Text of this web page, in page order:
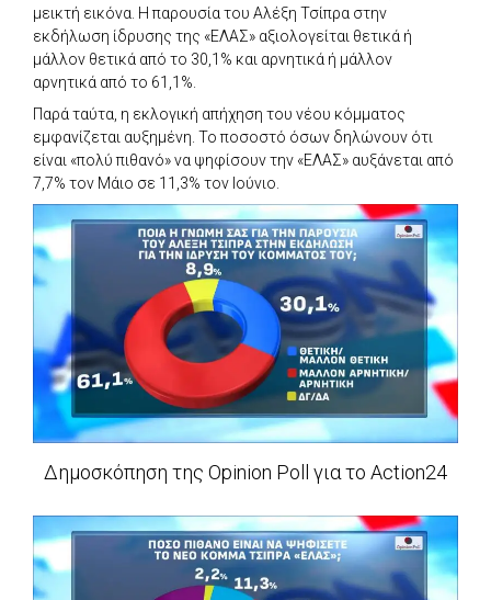
μεικτή εικόνα. Η παρουσία του Αλέξη Τσίπρα στην
εκδήλωση ίδρυσης της «ΕΛΑΣ» αξιολογείται θετικά ή
μάλλον θετικά από το 30,1% και αρνητικά ή μάλλον
αρνητικά από το 61,1%.
Παρά ταύτα, η εκλογική απήχηση του νέου κόμματος
εμφανίζεται αυξημένη. Το ποσοστό όσων δηλώνουν ότι
είναι «πολύ πιθανό» να ψηφίσουν την «ΕΛΑΣ» αυξάνεται από
7,7% τον Μάιο σε 11,3% τον Ιούνιο.
Δημοσκόπηση της Opinion Poll για το Action24